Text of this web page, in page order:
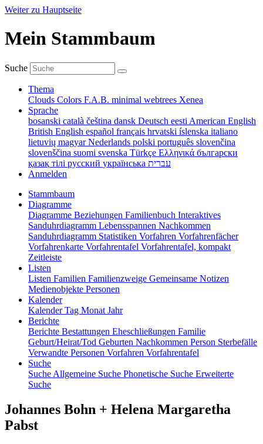
Weiter zu Hauptseite
Mein Stammbaum
Suche
Thema
Clouds Colors F.A.B. minimal webtrees Xenea
Sprache
bosanski català čeština dansk Deutsch eesti American English
British English español français hrvatski íslenska italiano
lietuvių magyarNederlands polski português slovenčina
slovenščina suomi svenska Türkçe Ελληνικά български
қазақ тілі русский українська עברית
Anmelden
Stammbaum
Diagramme
Diagramme Beziehungen Familienbuch Interaktives
Sanduhrdiagramm Lebensspannen Nachkommen
Sanduhrdiagramm Statistiken Vorfahren Vorfahrenfächer
Vorfahrenkarte Vorfahrentafel Vorfahrentafel, kompakt
Zeitleiste
Listen
Listen Familien Familienzweige Gemeinsame Notizen
Medienobjekte Personen
Kalender
KalenderTag Monat Jahr
Berichte
Berichte Bestattungen Eheschließungen Familie
Geburt/Heirat/Tod Geburten Nachkommen Person Sterbefälle
Verwandte Personen Vorfahren Vorfahrentafel
Suche
Suche Allgemeine Suche Phonetische Suche Erweiterte
Suche
Johannes Bohn + Helena Margaretha
Pabst